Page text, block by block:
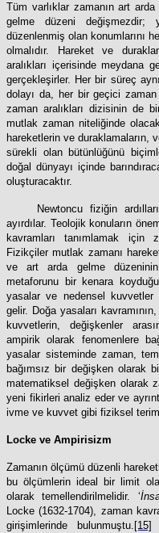
Tüm varlıklar zamanın art
gelme düzeni değişmezdir;
düzenlenmiş olan konumlarını
olmalıdır. Hareket ve
aralıkları içerisinde meydana
gerçekleşirler. Her bir süreç
dolayı da, her bir geçici
zaman aralıkları dizisinin de
mutlak zaman niteliğinde
hareketlerin ve duraklamaların,
sürekli olan bütünlüğünü
doğal dünyayı içinde
oluşturacaktır.
Newtoncu fiziğin
ayırdılar. Teolojik konuların
kavramları tanımlamak için
Fizikçiler mutlak zamanı
ve art arda gelme
metaforunu bir kenara
yasalar ve nedensel
gelir. Doğa yasaları
kuvvetlerin, değişkenler
ampirik olarak fenomenlere
yasalar sisteminde zaman,
bağımsız bir değişken olarak
matematiksel değişken olarak
yeni fikirleri analiz eder ve
ivme ve kuvvet gibi fiziksel
Locke ve Ampirisizm
Zamanın ölçümü düzenli
bu ölçümlerin ideal bir limit
olarak temellendirilmelidir. ‘
Locke (1632-1704), zaman
girişimlerinde bulunmuştu. [15]